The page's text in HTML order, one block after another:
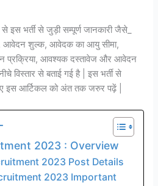
इस भर्ती से जुड़ी सम्पूर्ण जानकारी जैसे_
आवेदन शुल्क, आवेदक का आयु सीमा,
प्रक्रिया, आवश्यक दस्तावेज और आवेदन
विस्तार से बताई गई है | इस भर्ती से
इस आर्टिकल को अंत तक जरुर पढ़ें |
2023 : Overview
2023 Post Details
2023 Important